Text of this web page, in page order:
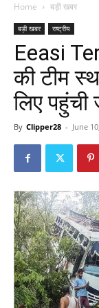
Home बड़ी खबर
बड़ी खबर राष्ट्रीय
Eeasi
की टीम
लिए
By Clipper28 - June